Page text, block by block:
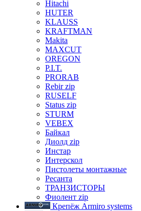
Hitachi
HUTER
KLAUSS
KRAFTMAN
Makita
MAXCUT
OREGON
P.I.T.
PRORAB
Rebir zip
RUSELF
Status zip
STURM
VEBEX
Байкал
Диолд zip
Инстар
Интерскол
Пистолеты монтажные
Ресанта
ТРАНЗИСТОРЫ
Фиолент zip
Крепёж Armiro systems